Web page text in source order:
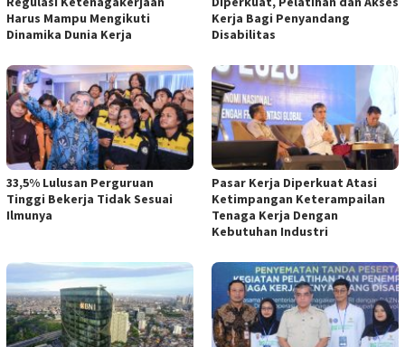
Harus Mampu Mengikuti
Dinamika Dunia Kerja
Kerja Bagi Penyandang
Disabilitas
33,5% Lulusan Perguruan
Tinggi Bekerja Tidak Sesuai
Ilmunya
Pasar Kerja Diperkuat Atasi
Ketimpangan Keterampailan
Tenaga Kerja Dengan
Kebutuhan Industri